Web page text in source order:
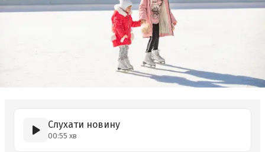
Слухати новину
00:55 хв